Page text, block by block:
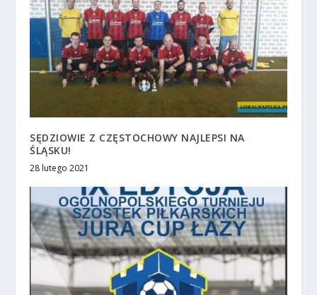
SĘDZIOWIE Z CZĘSTOCHOWY NAJLEPSI NA
ŚLĄSKU!
28 lutego 2021